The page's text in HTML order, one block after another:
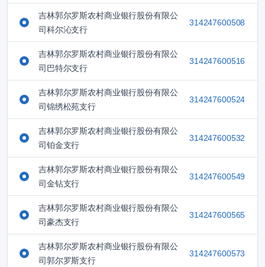
吉林郭尔罗斯农村商业银行股份有限公
司科尔沁支行
314247600508
吉林郭尔罗斯农村商业银行股份有限公
司巴特尔支行
314247600516
吉林郭尔罗斯农村商业银行股份有限公
司锦绣松苑支行
314247600524
吉林郭尔罗斯农村商业银行股份有限公
司铂金支行
314247600532
吉林郭尔罗斯农村商业银行股份有限公
司金钻支行
314247600549
吉林郭尔罗斯农村商业银行股份有限公
司豪杰支行
314247600565
吉林郭尔罗斯农村商业银行股份有限公
司郭尔罗斯支行
314247600573